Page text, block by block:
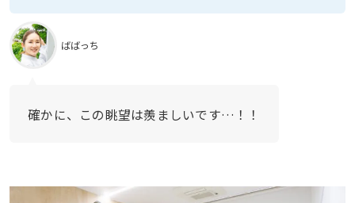
ばばっち
確かに、この眺望は羨ましいです…！！